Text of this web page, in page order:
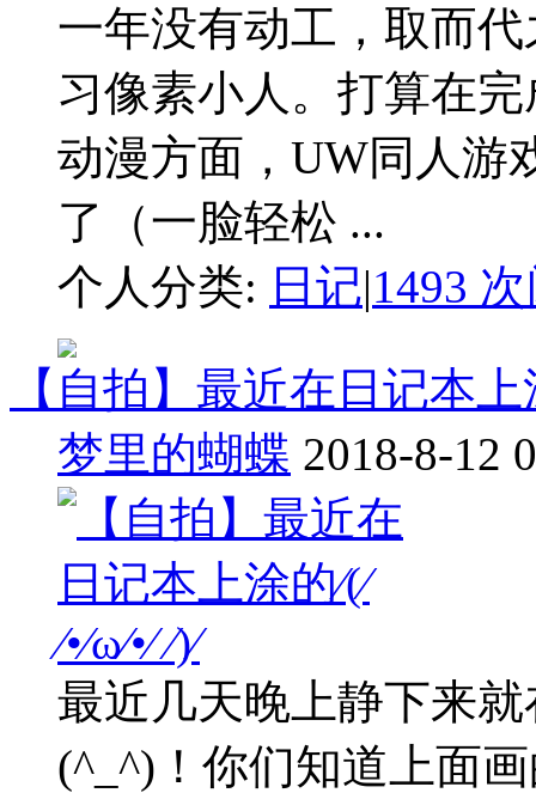
一年没有动工，取而
习像素小人。打算在
动漫方面，UW同人游
了（一脸轻松 ...
个人分类: 日记|1493
【自拍】最近在日记本上涂
梦里的蝴蝶 2018-8-12
最近几天晚上静下来
(^_^)！你们知道上面